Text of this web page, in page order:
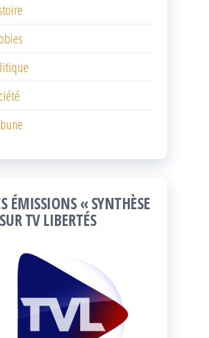
ÉMISSIONS « SYNTHÈSE
TV LIBERTÉS